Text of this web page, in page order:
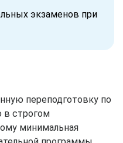
экзаменов при
переподготовку по
в строгом
минимальная